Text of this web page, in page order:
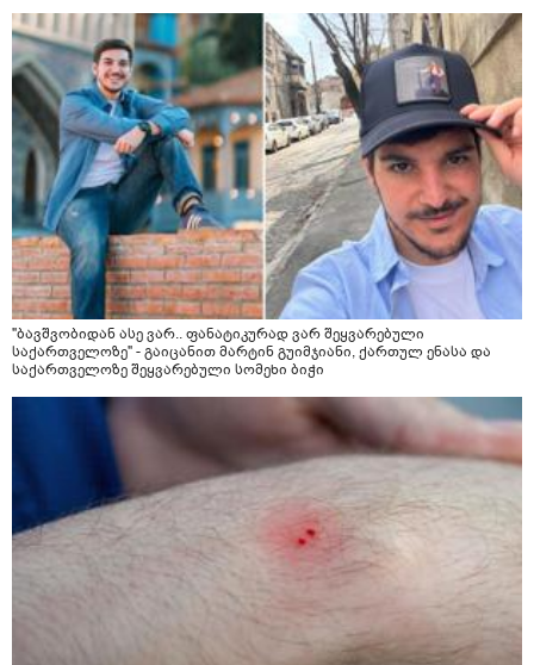
"ბავშვობიდან ასე ვარ.. ფანატიკურად ვარ შეყვარებული
საქართველოზე" - გაიცანით მარტინ გუიმჯიანი, ქართულ ენასა და
საქართველოზე შეყვარებული სომეხი ბიჭი